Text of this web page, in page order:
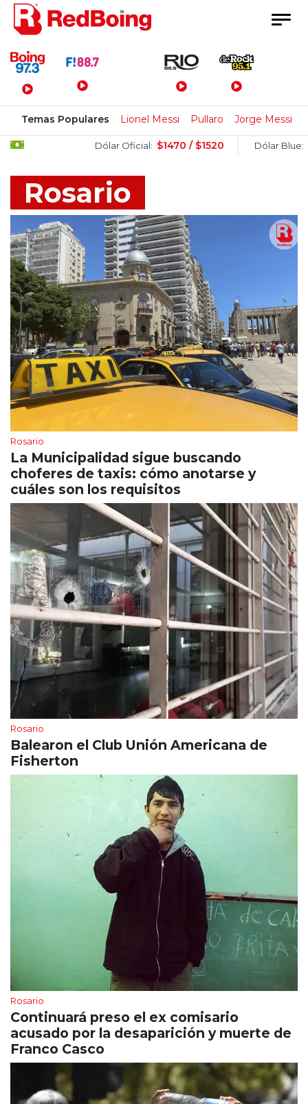
Menú Principal
Temas Populares Lionel Messi Pullaro Jorge Messi
Dólar Oficial: $1470 / $1520 Dólar Blue: $1505 /
Rosario
Rosario
La Municipalidad sigue buscando
choferes de taxis: cómo anotarse y
cuáles son los requisitos
Rosario
Balearon el Club Unión Americana de
Fisherton
Rosario
Continuará preso el ex comisario
acusado por la desaparición y muerte de
Franco Casco